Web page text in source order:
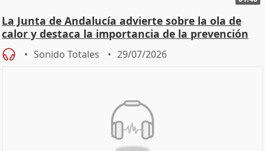
La Junta de Andalucía advierte sobre la ola de
calor y destaca la importancia de la prevención
Sonido Totales 29/07/2026